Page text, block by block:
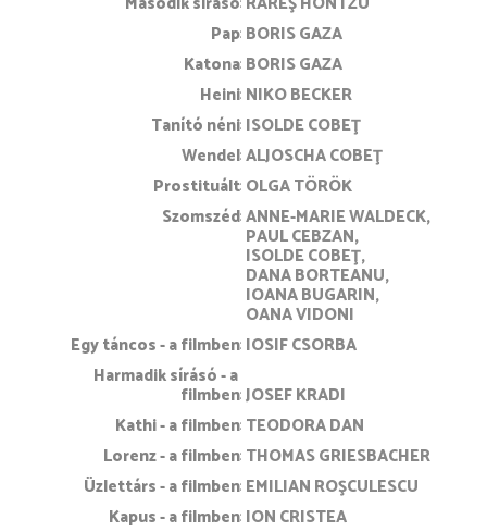
Pap BORIS GAZA
Katona BORIS GAZA
Heini NIKO BECKER
Tanító néni ISOLDE COBEŢ
Wendel ALJOSCHA COBEŢ
Prostituált OLGA TÖRÖK
Szomszéd ANNE-MARIE WALDECK
PAUL CEBZAN
ISOLDE COBEŢ
DANA BORTEANU
IOANA BUGARIN
OANA VIDONI
Egy táncos - a filmben IOSIF CSORBA
Harmadik sírásó - a
filmben JOSEF KRADI
Kathi - a filmben TEODORA DAN
Lorenz - a filmben THOMAS GRIESBACHER
Üzlettárs - a filmben EMILIAN ROŞCULESCU
Kapus - a filmben ION CRISTEA